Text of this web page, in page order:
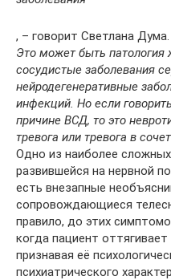
, – говорит Светлана
Это может быть патология
сосудистые заболевания
нейродегенеративные
инфекций. Но если
причине ВСД, то это
тревога или тревога в
Одно из наиболее
развившейся на нервной
есть внезапные
сопровождающиеся
правило, до этих
когда пациент оттягивает
признавая её
психиатрического